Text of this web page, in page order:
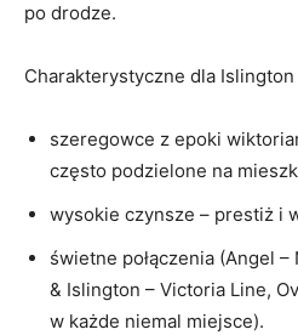
po drodze.
Charakterystyczne dla Islington
szeregowce z epoki
często podzielone na
wysokie czynsze – prestiż i
świetne połączenia (Angel
& Islington – Victoria Line,
w każde niemal miejsce).